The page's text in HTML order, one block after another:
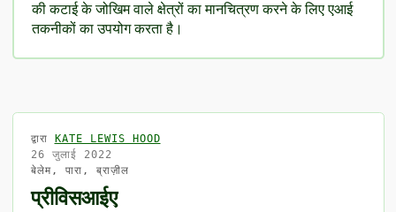
की कटाई के जोखिम वाले क्षेत्रों का मानचित्रण करने के लिए एआई
तकनीकों का उपयोग करता है।
द्वारा
KATE LEWIS HOOD
26 जुलाई 2022
बेलेम, पारा, ब्राज़ील
प्रीविसआईए